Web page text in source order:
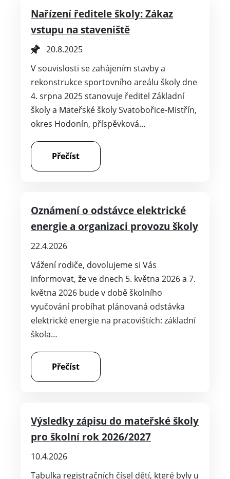
Nařízení ředitele školy: Zákaz
vstupu na staveniště
20.8.2025
V souvislosti se zahájením stavby a
rekonstrukce sportovního areálu školy dne
4. srpna 2025 stanovuje ředitel Základní
školy a Mateřské školy Svatobořice-Mistřín,
okres Hodonín, příspěvková…
Přečíst
Oznámení o odstávce elektrické
energie a organizaci provozu školy
22.4.2026
Vážení rodiče, dovolujeme si Vás
informovat, že ve dnech 5. května 2026 a 7.
května 2026 bude v době školního
vyučování probíhat plánovaná odstávka
elektrické energie na pracovištích: základní
škola…
Přečíst
Výsledky zápisu do mateřské školy
pro školní rok 2026/2027
10.4.2026
Tabulka registračních čísel dětí, které byly u